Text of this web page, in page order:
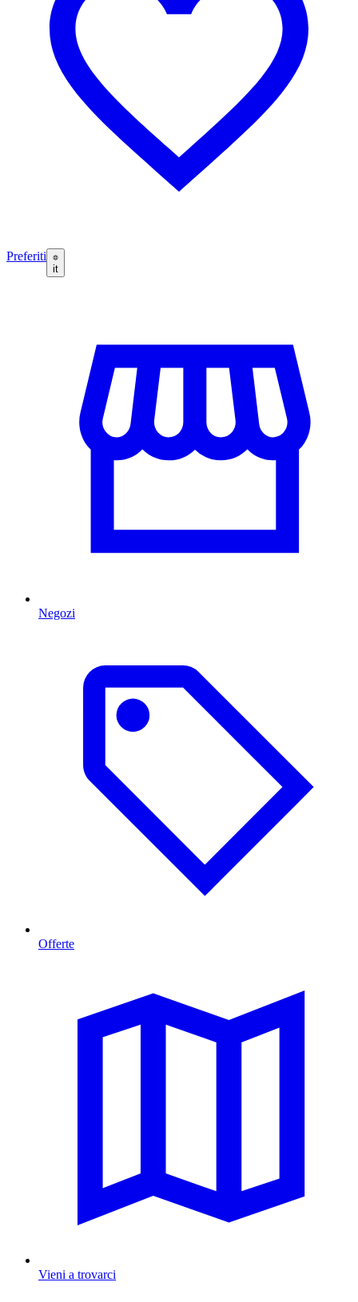
Preferiti
it
Negozi
Offerte
Vieni a trovarci